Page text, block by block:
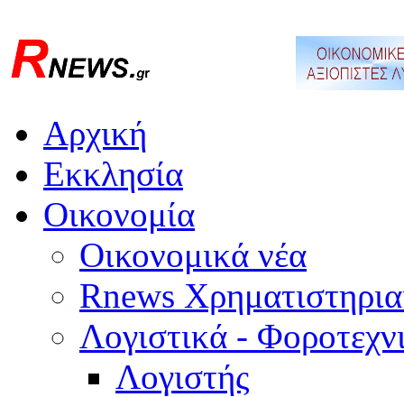
Αρχική
Εκκλησία
Οικονομία
Οικονομικά νέα
Rnews
Λογιστικά -
Λογιστής